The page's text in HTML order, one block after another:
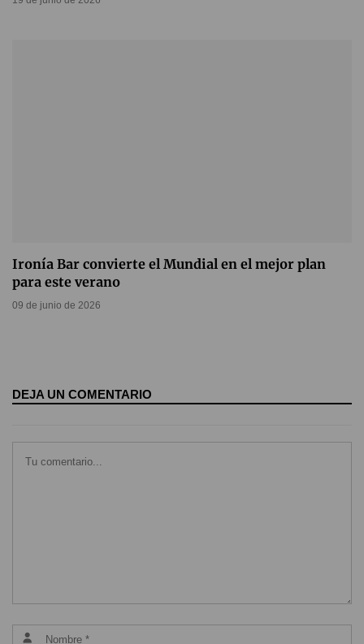
Ironía Bar convierte el Mundial en el mejor plan
para este verano
09 de junio de 2026
DEJA UN COMENTARIO